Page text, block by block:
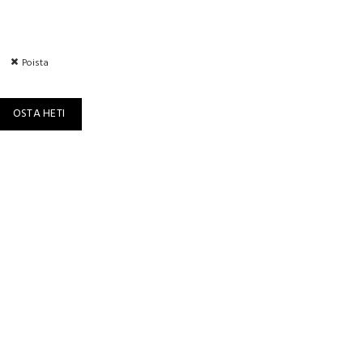
Poista
- Expert kid-2 määrä
OSTA HETI
Salomon – Expert kid-2